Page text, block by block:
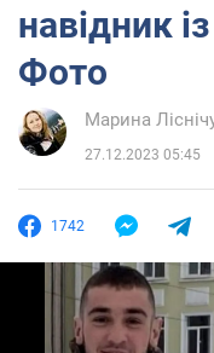
навідник
Фото
Марина
27.12.2023 05:45
1742